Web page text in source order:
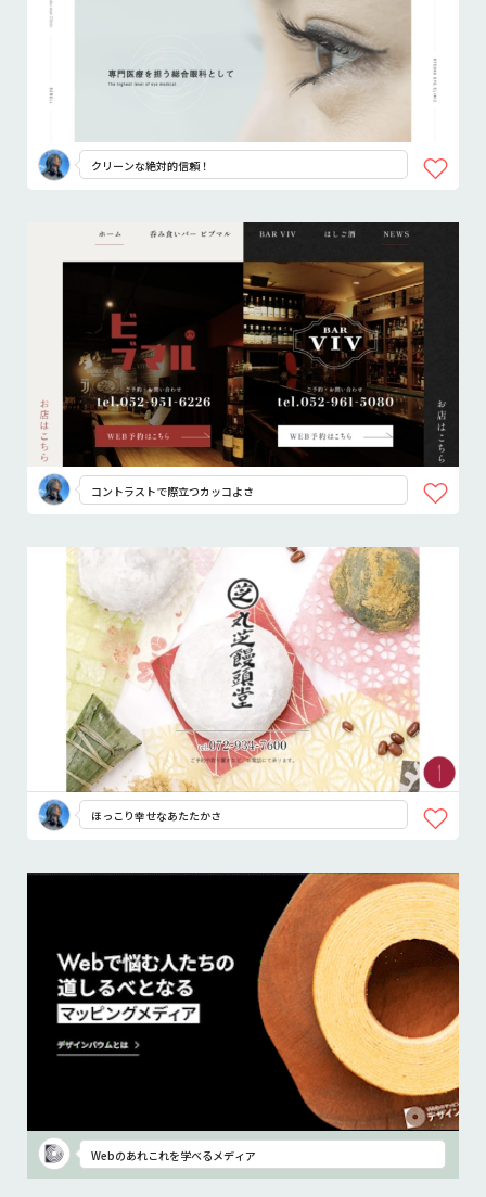
クリーンな絶対的信頼！
コントラストで際立つカッコよさ
ほっこり幸せなあたたかさ
Webのあれこれを学べるメディア